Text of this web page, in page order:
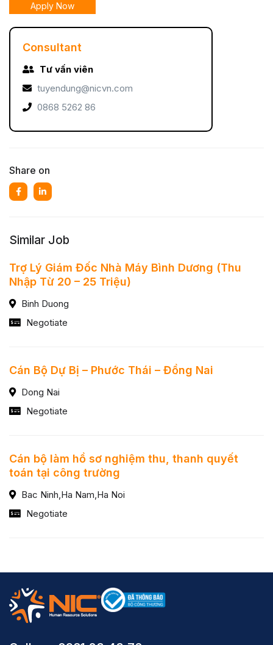
Apply Now
Consultant
Tư vấn viên
tuyendung@nicvn.com
0868 5262 86
Share on
Similar Job
Trợ Lý Giám Đốc Nhà Máy Bình Dương (Thu
Nhập Từ 20 – 25 Triệu)
Binh Duong
Negotiate
Cán Bộ Dự Bị – Phước Thái – Đồng Nai
Dong Nai
Negotiate
Cán bộ làm hồ sơ nghiệm thu, thanh quyết
toán tại công trường
Bac Ninh,Ha Nam,Ha Noi
Negotiate